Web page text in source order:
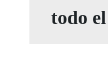
todo